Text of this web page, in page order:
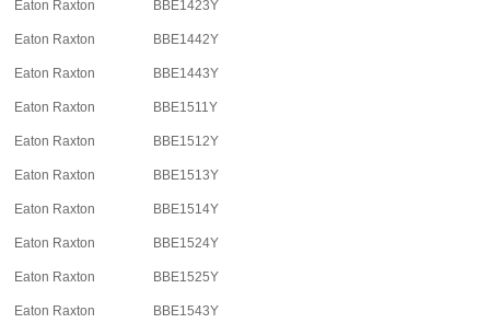
Eaton Raxton BBE1423Y
Eaton Raxton BBE1442Y
Eaton Raxton BBE1443Y
Eaton Raxton BBE1511Y
Eaton Raxton BBE1512Y
Eaton Raxton BBE1513Y
Eaton Raxton BBE1514Y
Eaton Raxton BBE1524Y
Eaton Raxton BBE1525Y
Eaton Raxton BBE1543Y